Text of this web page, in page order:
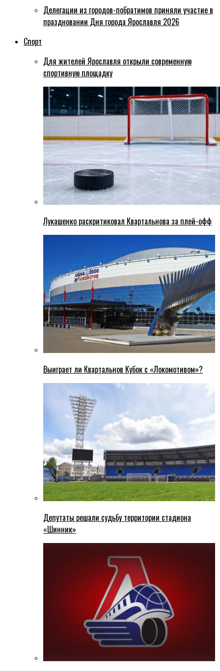
Делегации из городов-побратимов приняли участие в
праздновании Дня города Ярославля 2026
Спорт
Для жителей Ярославля открыли современную
спортивную площадку
Лукашенко раскритиковал Квартальнова за плей-офф
Выиграет ли Квартальнов Кубок с «Локомотивом»?
Депутаты решали судьбу территории стадиона
«Шинник»